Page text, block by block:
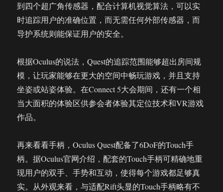
到四个超广角传感器，配合计算机视觉算法，可以实
时追踪用户的准确位置，而无需任何外部传感器，而
导护系统则能保证用户的安全。
根据Oculus的说法，Quest的追踪范围能够超出房间规
模，让玩家能够在更大的空间中畅玩游戏，并且支持
坐姿或站姿体验。在Connect 5大会期间，还有一个相
当大面积的体验区供参会者体验其定位技术和VR游戏
作品。
再来看看手柄，Oculus Quest配备了6DoF的Touch手
柄。据Oculus官网介绍，配套的Touch手柄可精确地重
现用户的双手、手势和互动，使得每个游戏都足够真
实。从外观来看，与适配Rift头显的Touch手柄略有不